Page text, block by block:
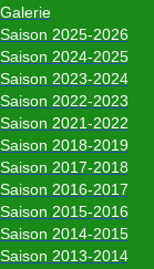
Galerie
Saison 2025-2026
Saison 2024-2025
Saison 2023-2024
Saison 2022-2023
Saison 2021-2022
Saison 2018-2019
Saison 2017-2018
Saison 2016-2017
Saison 2015-2016
Saison 2014-2015
Saison 2013-2014